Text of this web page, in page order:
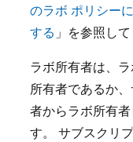
のラボ ポリシー
する 」を参照して
ラボ所有者は、
所有者であるか
者からラボ所有
す。 サブスクリ